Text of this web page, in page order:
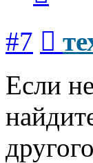
#7
Если